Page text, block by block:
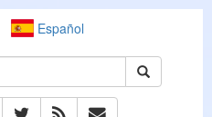
Español